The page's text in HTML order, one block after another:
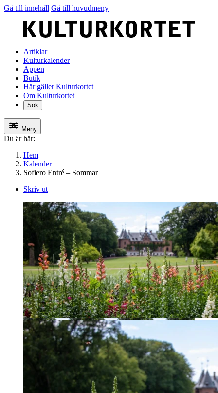
Gå till innehåll Gå till huvudmeny
Artiklar
Kulturkalender
Appen
Butik
Här gäller Kulturkortet
Om Kulturkortet
Sök
Meny
Du är här:
Hem
Kalender
Sofiero Entré – Sommar
Skriv ut